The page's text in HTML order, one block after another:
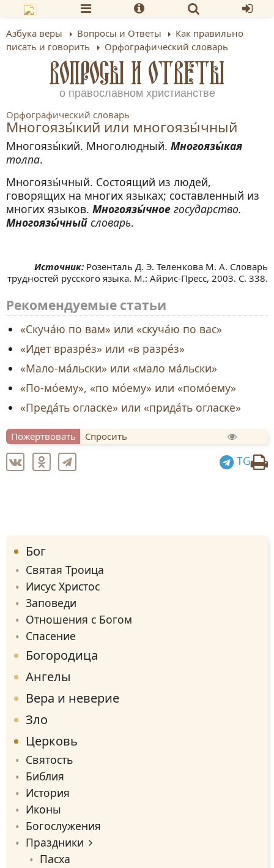
Азбука веры Вопросы и Ответы
Как правильно
писать и говорить
Орфографический словарь
ВОПРОСЫ И ОТВЕТЫ
о православном христианстве
Орфографический словарь
Многоязы́кий или многоязы́чный
Многоязы́кий. Многолюдный. Многоязы́кая
толпа.
Многоязы́чный. Состоящий из людей,
говорящих на многих языках; составленный из
многих языков. Многоязы́чное государство.
Многоязы́чный словарь.
Розенталь Д. Э. Теленкова М. А. Словарь
трудностей русского языка. М.: Айрис-Пресс, 2003. С. 338.
Рекомендуемые статьи
«Cкуча́ю по вам» или «скуча́ю по вас»
«Идет вразре́з» или «в разре́з»
«Мало-ма́льски» или «мало ма́льски»
«По-мо́ему», «по мо́ему» или «помо́ему»
«Преда́ть огласке» или «прида́ть огласке»
Пожертвовать Спросить
TG
Бог
Святая Троица
Иисус Христос
Заповеди
Отношения с Богом
Спасение
Богородица
Ангелы
Вера и неверие
Зло
Церковь
Святость
Библия
История
Иконы
Богослужения
Праздники
Пасха